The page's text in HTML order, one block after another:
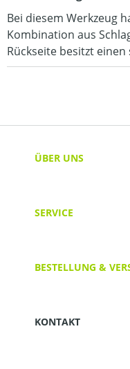
Bei diesem Werkzeug
Kombination aus
Rückseite besitzt
ÜBER UNS
SERVICE
BESTELLUNG &
KONTAKT